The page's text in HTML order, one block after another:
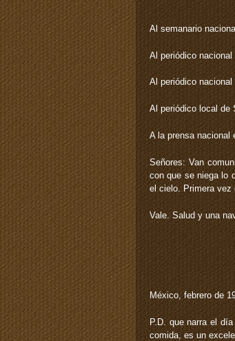
Al semanario nacional
Al periódico nacional
Al periódico nacional
Al periódico local de
A la prensa nacional
Señores: Van
con que se niega lo
el cielo. Primera vez
Vale. Salud y una
México, febrero de
P.D. que narra el
comida, es un